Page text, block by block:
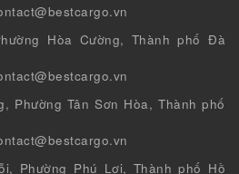
Hòa Cường, Thành phố Đà
Phường Tân Sơn Hòa, Thành phố
Phường Phú Lợi, Thành phố Hồ